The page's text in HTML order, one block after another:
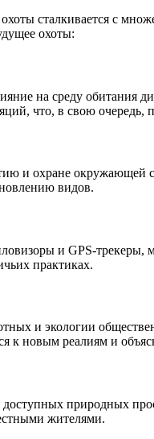
сталкивается с
охоты:
на среду
что, в свою очередь,
и охране окружающей
видов.
и GPS-
практиках.
и экологии
к новым реалиям и
природных
жителями.